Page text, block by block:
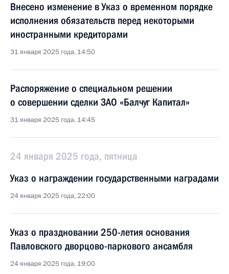
Внесено изменение в Указ о временном порядке
исполнения обязательств перед некоторыми
иностранными кредиторами
31 января 2025 года, 14:50
Распоряжение о специальном решении
о совершении сделки ЗАО «Балчуг Капитал»
31 января 2025 года, 14:45
24 января 2025 года, пятница
Указ о награждении государственными наградами
24 января 2025 года, 22:00
Указ о праздновании 250-летия основания
Павловского дворцово-паркового ансамбля
24 января 2025 года, 19:00